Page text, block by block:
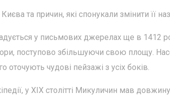
та причин, які спонукали змінити її
у письмових джерелах ще в 1412
поступово збільшуючи свою площу.
оточують чудові пейзажі з усіх боків.
у XIX столітті Микуличин мав